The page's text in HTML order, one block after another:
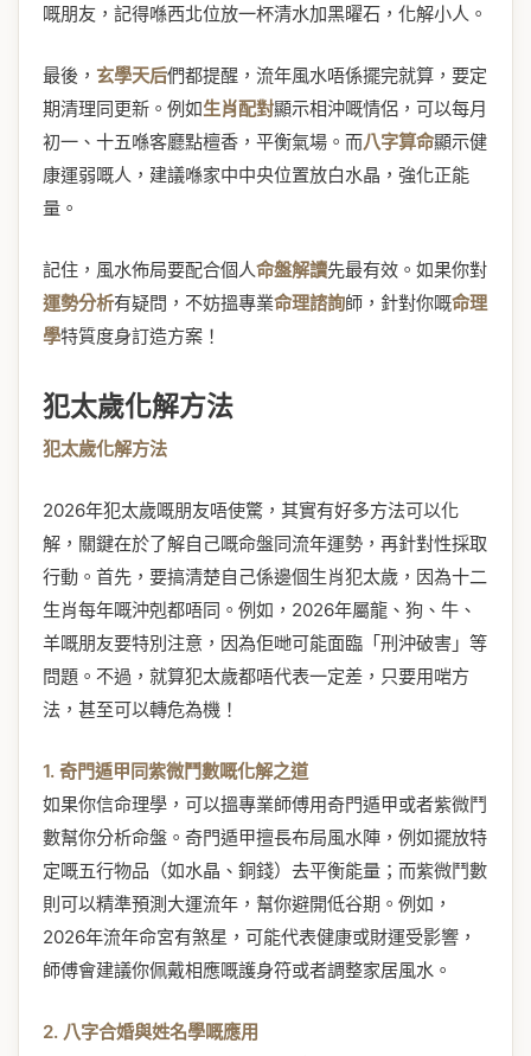
嘅朋友，記得喺西北位放一杯清水加黑曜石，化解小人。
最後， 玄學天后們都提醒，流年風水唔係擺完就算，要定
期清理同更新。例如生肖配對顯示相沖嘅情侶，可以每月
初一、十五喺客廳點檀香，平衡氣場。而八字算命顯示健
康運弱嘅人，建議喺家中中央位置放白水晶，強化正能
量。
記住，風水佈局要配合個人命盤解讀先最有效。如果你對
運勢分析有疑問，不妨搵專業命理諮詢師，針對你嘅命理
學特質度身訂造方案！
犯太歲化解方法
犯太歲化解方法
2026年犯太歲嘅朋友唔使驚，其實有好多方法可以化
解，關鍵在於了解自己嘅命盤同流年運勢，再針對性採取
行動。首先，要搞清楚自己係邊個生肖犯太歲，因為十二
生肖每年嘅沖剋都唔同。例如，2026年屬龍、狗、牛、
羊嘅朋友要特別注意，因為佢哋可能面臨「刑沖破害」等
問題。不過，就算犯太歲都唔代表一定差，只要用啱方
法，甚至可以轉危為機！
1. 奇門遁甲同紫微鬥數嘅化解之道
如果你信命理學，可以搵專業師傅用奇門遁甲或者紫微鬥
數幫你分析命盤。奇門遁甲擅長布局風水陣，例如擺放特
定嘅五行物品（如水晶、銅錢）去平衡能量；而紫微鬥數
則可以精準預測大運流年，幫你避開低谷期。例如，
2026年流年命宮有煞星，可能代表健康或財運受影響，
師傅會建議你佩戴相應嘅護身符或者調整家居風水。
2. 八字合婚與姓名學嘅應用